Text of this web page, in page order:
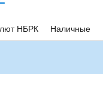
НБРК Наличные